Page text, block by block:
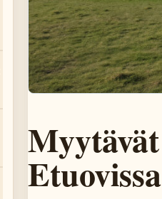
Etuovissa